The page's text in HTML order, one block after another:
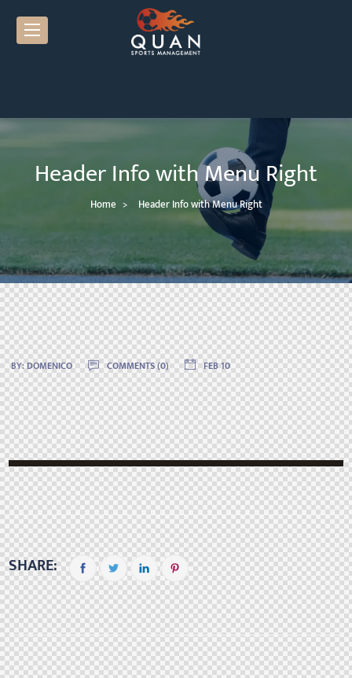
Header Info with Menu Right
Home Header Info with Menu Right
BY:DOMENICO COMMENTS (0) FEB 10
SHARE: